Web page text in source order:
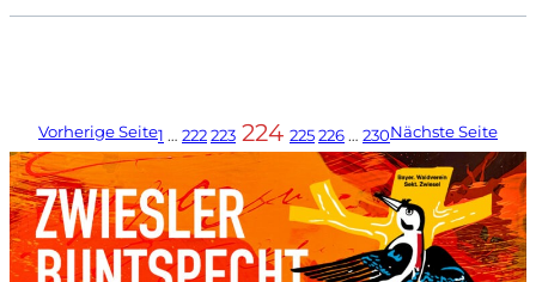
Vorherige Seite1 … 222223 224 225226 … 230Nächste Seite